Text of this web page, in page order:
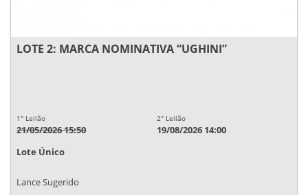
LOTE 2: MARCA NOMINATIVA “UGHINI”
1° Leilão
21/05/2026 15:50
2° Leilão
19/08/2026 14:00
Lote Único
Lance Sugerido